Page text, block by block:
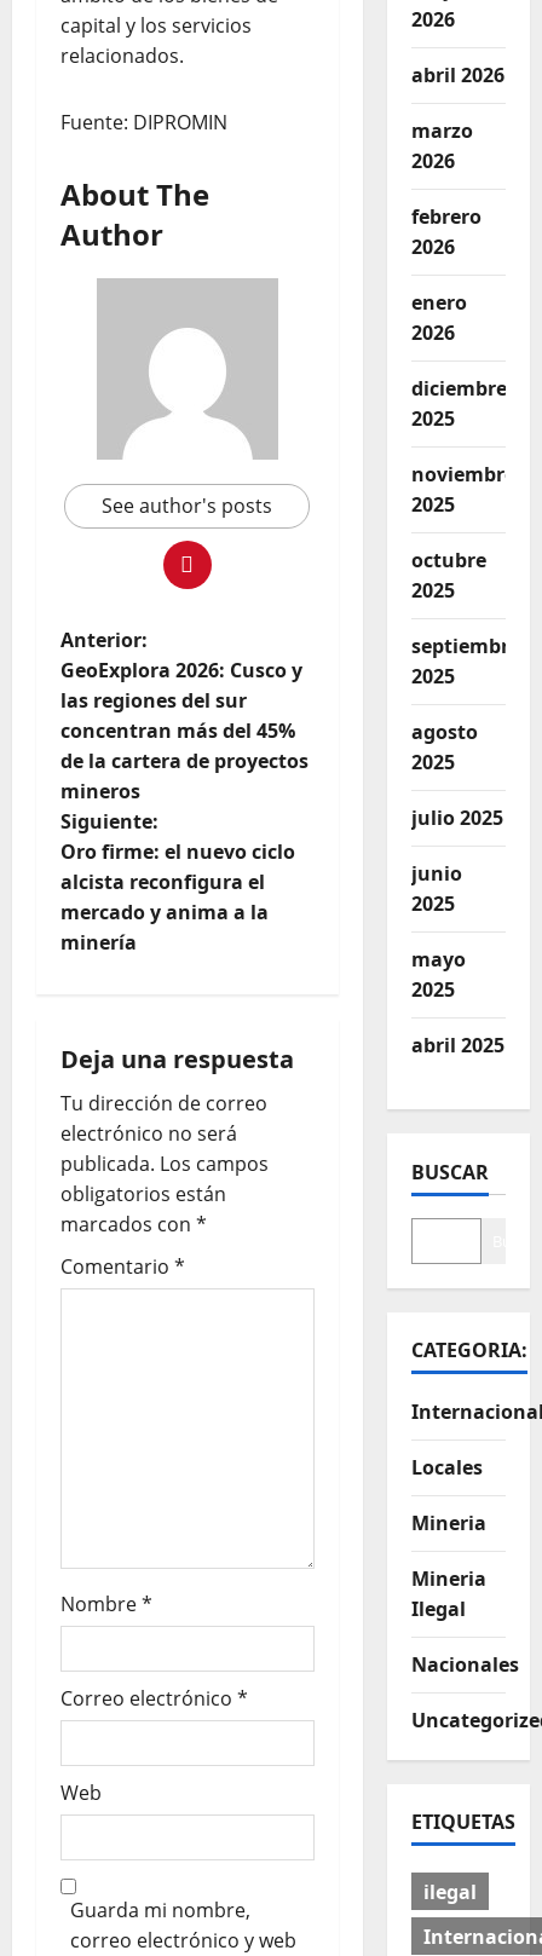
capital y los servicios
relacionados.
Fuente: DIPROMIN
About The
Author
See author's posts
Anterior:
GeoExplora 2026: Cusco y
las regiones del sur
concentran más del 45%
de la cartera de proyectos
mineros
Siguiente:
Oro firme: el nuevo ciclo
alcista reconfigura el
mercado y anima a la
minería
Deja una respuesta
Tu dirección de correo
electrónico no será
publicada. Los campos
obligatorios están
marcados con *
Comentario *
Nombre*
Correo electrónico *
Web
Guarda mi nombre,
correo electrónico y web
2026
abril 2026
marzo
2026
febrero
2026
enero
2026
diciembre
2025
noviembre
2025
octubre
2025
septiembre
2025
agosto
2025
julio 2025
junio
2025
mayo
2025
abril 2025
BUSCAR
CATEGORIA:
Locales
Mineria
Mineria
Ilegal
Nacionales
ETIQUETAS
ilegal